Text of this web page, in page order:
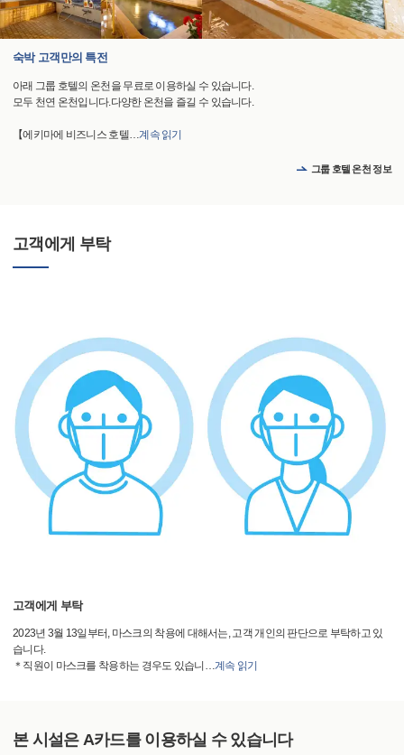
숙박 고객만의 특전
아래 그룹 호텔의 온천을 무료로 이용하실 수 있습니다.
모두 천연 온천입니다.다양한 온천을 즐길 수 있습니다.
【에키마에 비즈니스 호텔…계속 읽기
그룹 호텔 온천 정보
고객에게 부탁
고객에게 부탁
2023년 3월 13일부터, 마스크의 착용에 대해서는, 고객 개인의 판단으로 부탁하고 있
습니다.
＊직원이 마스크를 착용하는 경우도 있습니 …계속 읽기
본 시설은 A카드를 이용하실 수 있습니다